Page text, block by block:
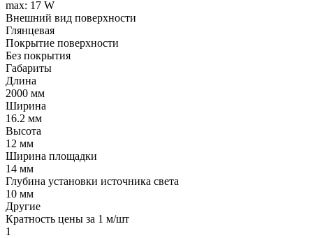
max: 17 W
Внешний вид поверхности
Глянцевая
Покрытие поверхности
Без покрытия
Габариты
Длина
2000 мм
Ширина
16.2 мм
Высота
12 мм
Ширина площадки
14 мм
Глубина установки источника света
10 мм
Другие
Кратность цены за 1 м/шт
1